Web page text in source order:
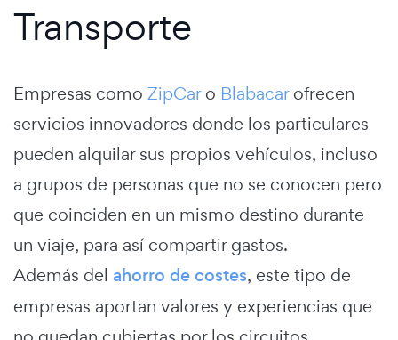
Transporte
Empresas como ZipCaro Blabacarofrecen
servicios innovadores donde los particulares
pueden alquilar sus propios vehículos, incluso
a grupos de personas que no se conocen pero
que coinciden en un mismo destino durante
un viaje, para así compartir gastos.
Además del ahorro de costes, este tipo de
empresas aportan valores y experiencias que